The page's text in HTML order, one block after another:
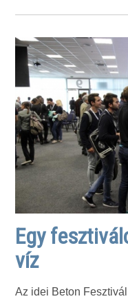
Egy
víz
Az idei Beton